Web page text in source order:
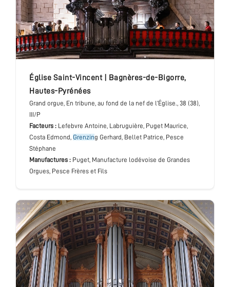
église Saint-Vincent| Bagnères-de-Bigorre,
Hautes-Pyrénées
Grand orgue, En tribune, au fond de la nef de l’Église., 38 (38),
III/P
Facteurs : Lefebvre Antoine, Labruguière, Puget Maurice,
Costa Edmond, Grenzing Gerhard, Bellet Patrice, Pesce
Stéphane
Manufactures : Puget, Manufacture lodévoise de Grandes
Orgues, Pesce Frères et Fils